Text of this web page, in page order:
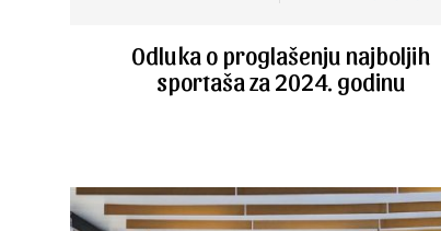
Odluka o proglašenju najboljih
sportaša za 2024. godinu